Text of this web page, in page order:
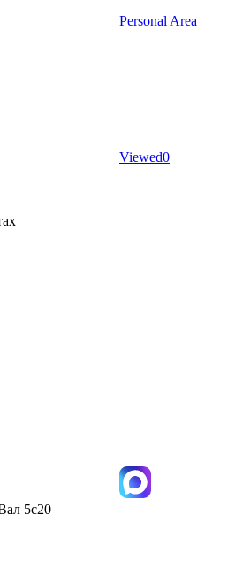
Personal Area
Viewed0
5с20